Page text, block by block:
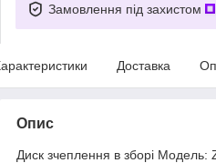
Замовлення під захистом
Доставка
Опис
Диск зчеплення в зборі